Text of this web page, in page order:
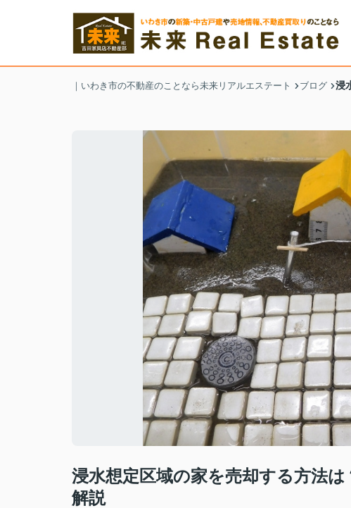
｜いわき市の不動産のことなら未来リアルエステート ブログ 浸
浸水想定区域の家を売却する方法
解説